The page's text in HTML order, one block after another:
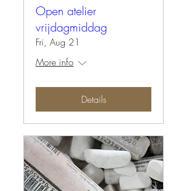
Open atelier
vrijdagmiddag
Fri, Aug 21
More info
Details